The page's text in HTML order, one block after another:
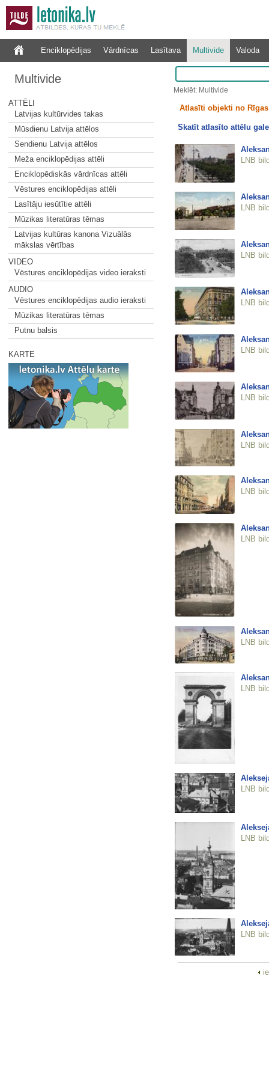
Enciklopēdijas Vārdnīcas Lasītava Multivide Valoda
Multivide
ATTĒLI
Latvijas kultūrvides takas
Mūsdienu Latvija attēlos
Sendienu Latvija attēlos
Meža enciklopēdijas attēli
Enciklopēdiskās vārdnīcas attēli
Vēstures enciklopēdijas attēli
Lasītāju iesūtītie attēli
Mūzikas literatūras tēmas
Latvijas kultūras kanona Vizuālās
mākslas vērtības
VIDEO
Vēstures enciklopēdijas video ieraksti
AUDIO
Vēstures enciklopēdijas audio ieraksti
Mūzikas literatūras tēmas
Putnu balsis
KARTE
Meklēt: Multivide
Atlasīti objekti no
Skatīt atlasīto attēlu
LNB
LNB
LNB
LNB
LNB
LNB
LNB
LNB
LNB
LNB
LNB
LNB
LNB
LNB